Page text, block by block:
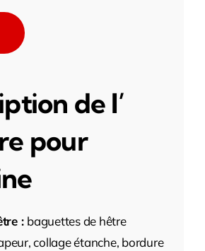
de l’
pour
: baguettes de hêtre
collage étanche, bordure